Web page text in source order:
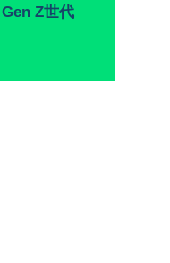
Gen Z世代